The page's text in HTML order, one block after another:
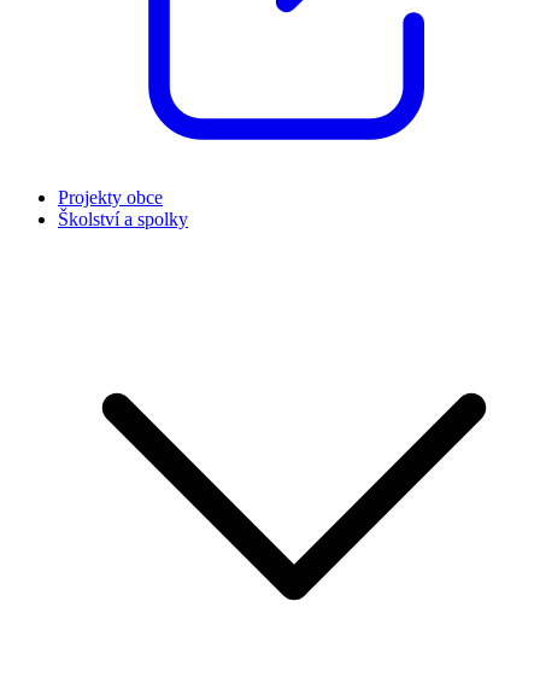
Projekty obce
Školství a spolky